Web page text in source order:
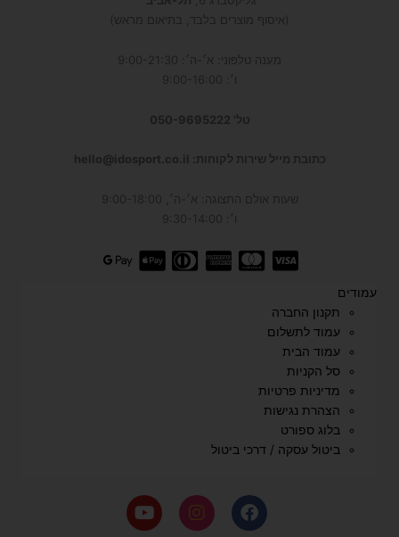
(איסוף מוצרים בלבד, בתיאום מראש)
מענה טלפוני: א׳-ה׳: 9:00-21:30
ו׳: 9:00-16:00
טל' 050-9695222
כתובת מייל שירות לקוחות: hello@idosport.co.il
שעות אולם התצוגה: א׳-ה׳, 9:00-18:00
ו׳: 9:30-14:00
עמודים
תקנון החברה
עמוד לתשלום
עמוד הבית
סל הקניות
מדיניות פרטיות
הצהרת נגישות
בלוג ספורט
ביטול עסקה / דרכי ביטול
F
a
I
n
Y
o